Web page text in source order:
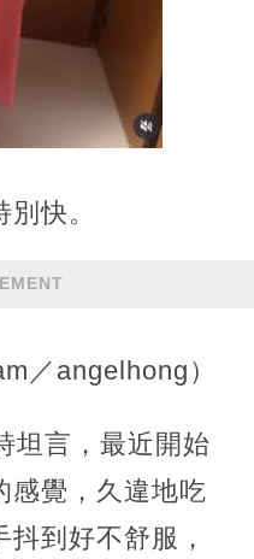
快。
／angelhong）
坦言，最近開始
感覺，久違地吃
到好不舒服，